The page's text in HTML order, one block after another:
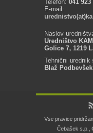
Telefon: 041 923
E-mail:
Naslov
Uredništvo
Golice 7, 1219
Tehnični urednik
Blaž
Vse pravice
Čebašek s.p.,